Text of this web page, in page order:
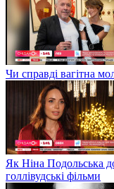
Чи справді вагітна
Як Ніна Подольська
голлівудські фільми